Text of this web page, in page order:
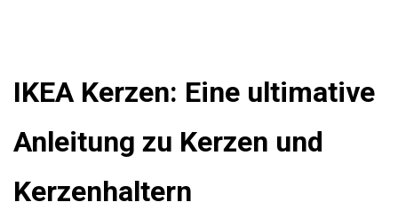
IKEA Kerzen: Eine ultimative
Anleitung zu Kerzen und
Kerzenhaltern